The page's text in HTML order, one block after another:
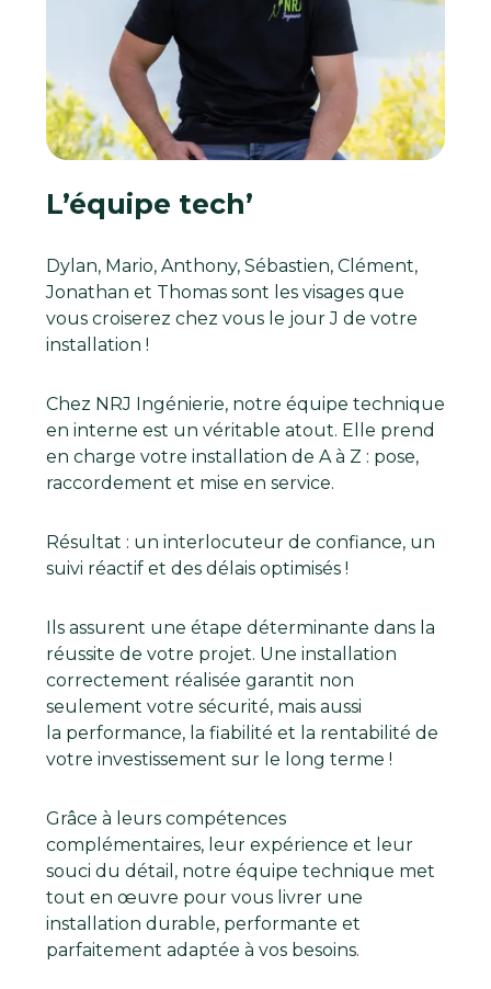
L’équipe tech’
Dylan, Mario, Anthony, Sébastien, Clément,
Jonathan et Thomas sont les visages que
vous croiserez chez vous le jour J de votre
installation !
Chez NRJ Ingénierie, notre équipe technique
en interne est un véritable atout. Elle prend
en charge votre installation de A à Z : pose,
raccordement et mise en service.
Résultat : un interlocuteur de confiance, un
suivi réactif et des délais optimisés !
Ils assurent une étape déterminante dans la
réussite de votre projet. Une installation
correctement réalisée garantit non
seulement votre sécurité, mais aussi
la performance, la fiabilité et la rentabilité de
votre investissement sur le long terme !
Grâce à leurs compétences
complémentaires, leur expérience et leur
souci du détail, notre équipe technique met
tout en œuvre pour vous livrer une
installation durable, performante et
parfaitement adaptée à vos besoins.